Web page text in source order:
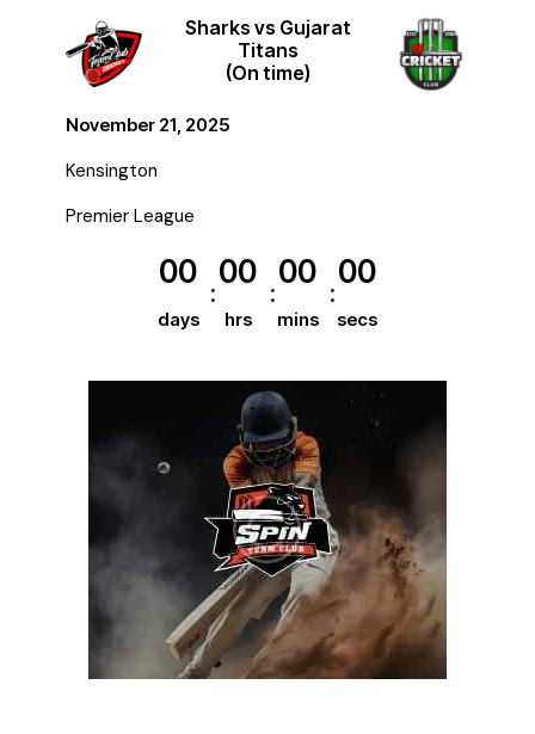
Sharks vs Gujarat
Titans
(On time)
November 21, 2025
Kensington
Premier League
00
days
00
hrs
00
mins
00
secs